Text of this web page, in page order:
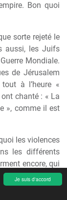
Je suis d'accord
Bon quoi
sorte rejeté le
aussi, les Juifs
Mondiale.
de Jérusalem
à l’heure «
chanté : « La
», comme il est
les violences
les différents
encore, qui
pas à la
qu’ils doivent